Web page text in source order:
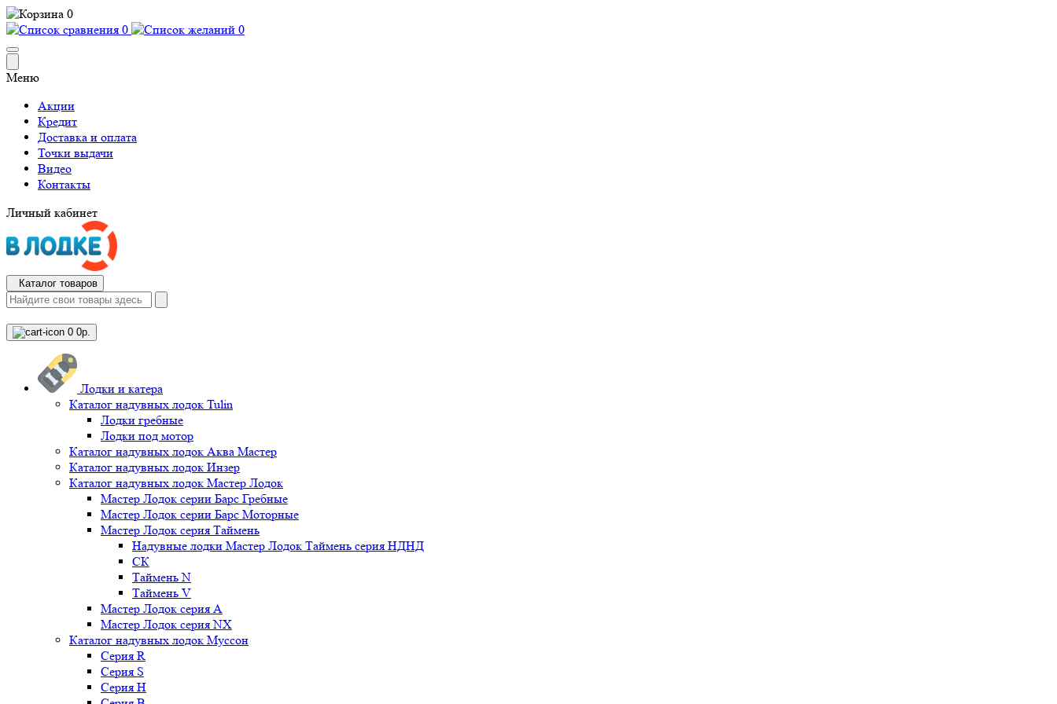
0
0
0
Меню
Акции
Кредит
Доставка и оплата
Точки выдачи
Видео
Контакты
Личный кабинет
Каталог товаров
0 0р.
Лодки и катера
Каталог надувных лодок Tulin
Лодки гребные
Лодки под мотор
Каталог надувных лодок Аква Мастер
Каталог надувных лодок Инзер
Каталог надувных лодок Мастер Лодок
Мастер Лодок серии Барс Гребные
Мастер Лодок серии Барс Моторные
Мастер Лодок серия Таймень
Надувные лодки Мастер Лодок Таймень серия НДНД
СК
Таймень N
Таймень V
Мастер Лодок серия А
Мастер Лодок серия NX
Каталог надувных лодок Муссон
Серия R
Серия S
Серия H